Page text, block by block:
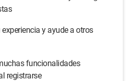
y ayude a otros
funcionalidades
registrarse